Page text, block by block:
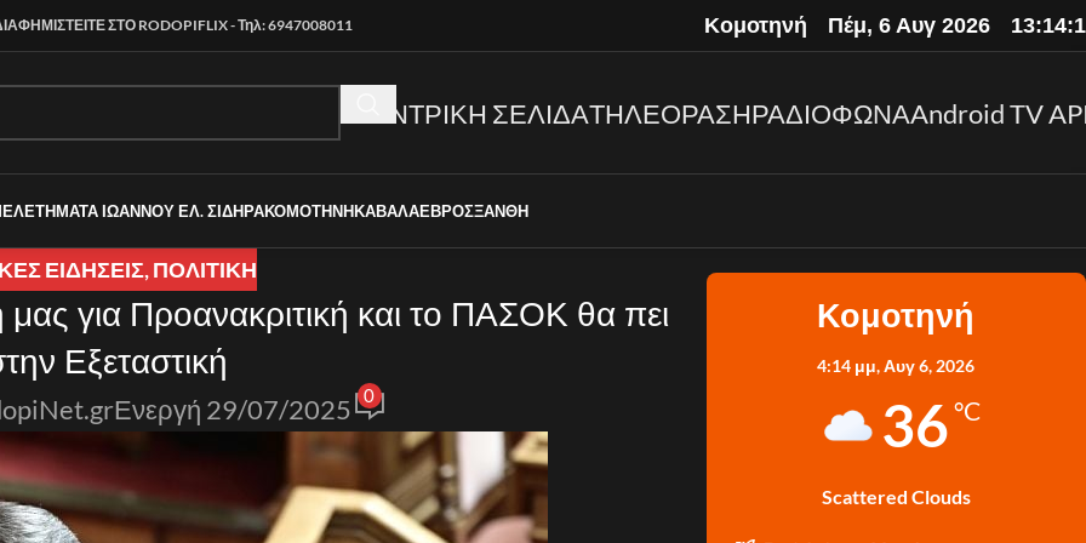
ΣΤΟ RODOPIFLIX - Τηλ: 6947008011 Κομοτηνή Πέμ, 6 Αυγ 2026
ΚΕΝΤΡΙΚΗ ΣΕΛΙΔΑΤΗΛΕΟΡΑΣΗΡΑΔΙΟΦΩΝΑAndroid TV
ΙΩΑΝΝΟΥ ΕΛ. ΣΙΔΗΡΑΚΟΜΟΤΗΝΗΚΑΒΑΛΑΕΒΡΟΣΞΑΝΘΗ
ΕΙΔΉΣΕΙΣ,ΠΟΛΙΤΙΚΗ
για Προανακριτική και το ΠΑΣΟΚ θα πει
Εξεταστική
Ενεργή 29/07/2025 0
Κομοτηνή
4:14 μμ,Αυγ 6, 2026
36 °C
Scattered Clouds